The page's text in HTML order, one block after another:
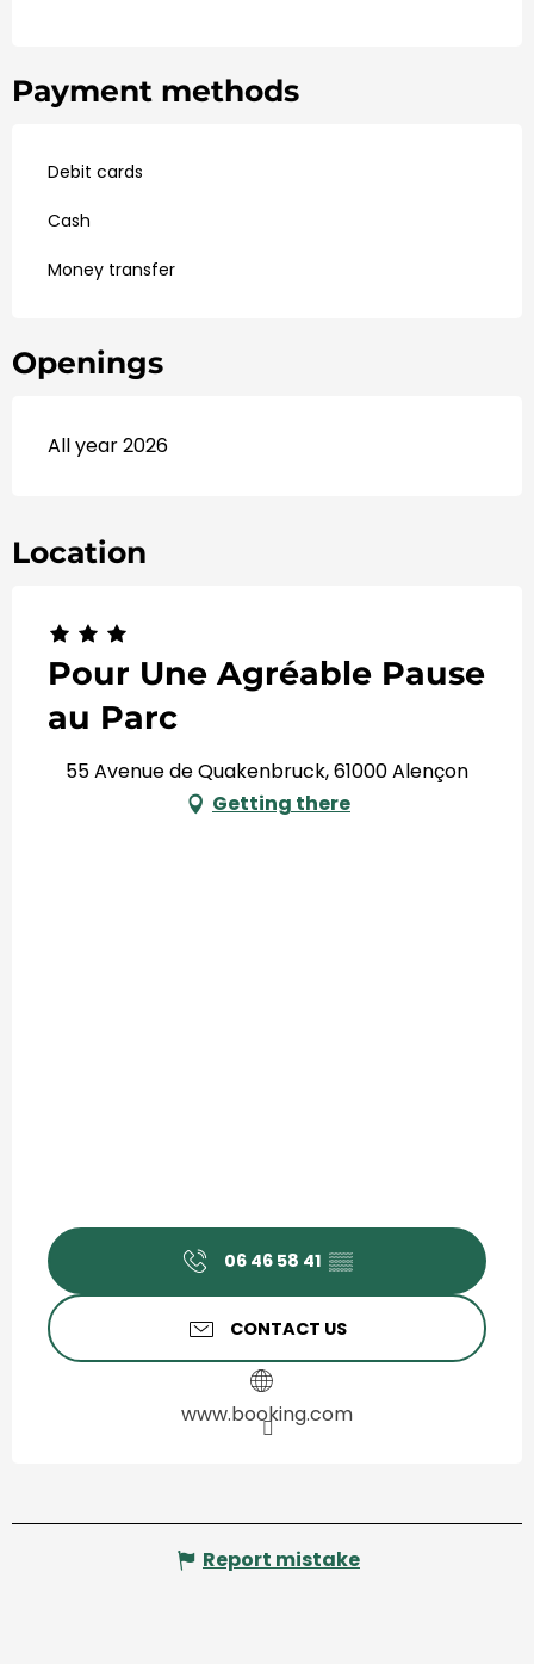
Payment methods
Debit cards
Cash
Money transfer
Openings
All year 2026
Location
Pour Une Agréable Pause
au Parc
55 Avenue de Quakenbruck, 61000 Alençon
Getting there
06 46 58 41 ▒▒
CONTACT US
www.booking.com
Report mistake